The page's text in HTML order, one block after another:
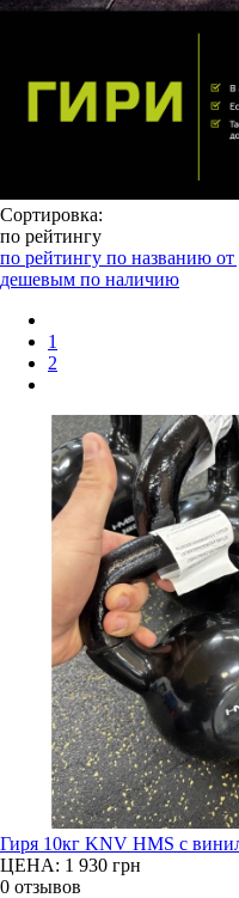
Сортировка:
по рейтингу
по рейтингу по названию
дешевым по наличию
1
2
Гиря 10кг KNV HMS с
ЦЕНА: 1 930 грн
0 отзывов